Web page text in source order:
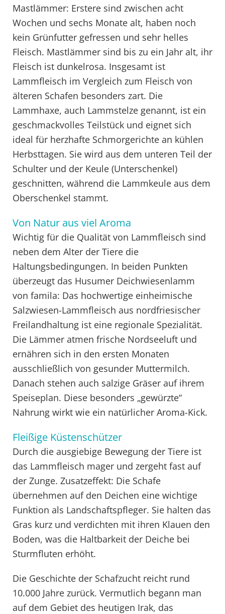
Mastlämmer: Erstere sind zwischen acht
Wochen und sechs Monate alt, haben noch
kein Grünfutter gefressen und sehr helles
Fleisch. Mastlämmer sind bis zu ein Jahr alt, ihr
Fleisch ist dunkelrosa. Insgesamt ist
Lammfleisch im Vergleich zum Fleisch von
älteren Schafen besonders zart. Die
Lammhaxe, auch Lammstelze genannt, ist ein
geschmackvolles Teilstück und eignet sich
ideal für herzhafte Schmorgerichte an kühlen
Herbsttagen. Sie wird aus dem unteren Teil der
Schulter und der Keule (Unterschenkel)
geschnitten, während die Lammkeule aus dem
Oberschenkel stammt.
Von Natur aus viel Aroma
Wichtig für die Qualität von Lammfleisch sind
neben dem Alter der Tiere die
Haltungsbedingungen. In beiden Punkten
überzeugt das Husumer Deichwiesenlamm
von famila: Das hochwertige einheimische
Salzwiesen-Lammfleisch aus nordfriesischer
Freilandhaltung ist eine regionale Spezialität.
Die Lämmer atmen frische Nordseeluft und
ernähren sich in den ersten Monaten
ausschließlich von gesunder Muttermilch.
Danach stehen auch salzige Gräser auf ihrem
Speiseplan. Diese besonders „gewürzte“
Nahrung wirkt wie ein natürlicher Aroma-Kick.
Fleißige Küstenschützer
Durch die ausgiebige Bewegung der Tiere ist
das Lammfleisch mager und zergeht fast auf
der Zunge. Zusatzeffekt: Die Schafe
übernehmen auf den Deichen eine wichtige
Funktion als Landschaftspfleger. Sie halten das
Gras kurz und verdichten mit ihren Klauen den
Boden, was die Haltbarkeit der Deiche bei
Sturmfluten erhöht.
Die Geschichte der Schafzucht reicht rund
10.000 Jahre zurück. Vermutlich begann man
auf dem Gebiet des heutigen Irak, das